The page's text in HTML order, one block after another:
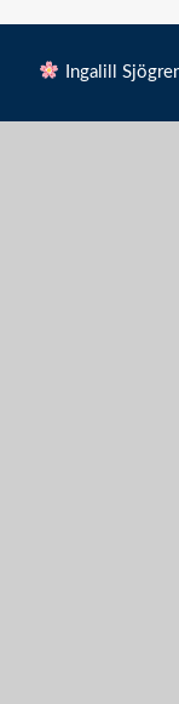
Ingalill